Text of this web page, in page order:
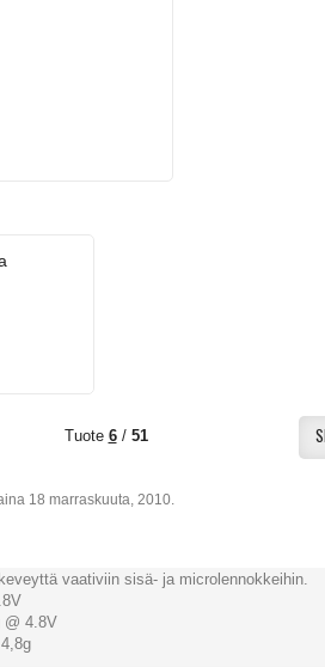
Tuote 6/ 51
18 marraskuuta, 2010.
vaativiin sisä- ja microlennokkeihin.
@ 4.8V